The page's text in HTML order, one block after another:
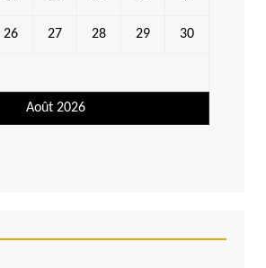
Août 2026
26 27 28 29 30